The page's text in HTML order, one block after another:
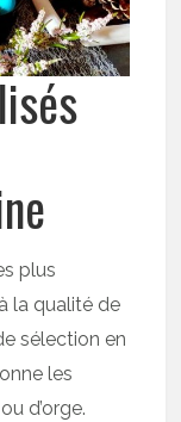
plus
la qualité de
sélection en
les
d’orge.